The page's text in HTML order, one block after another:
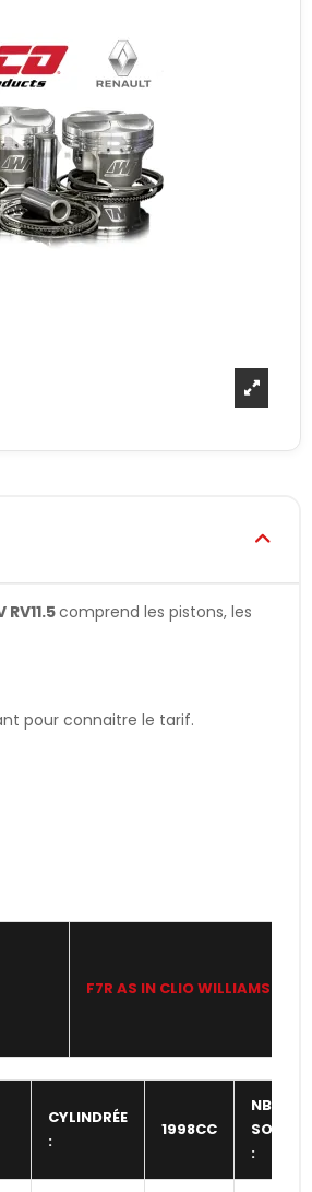
comprend les pistons, les
pour connaitre le tarif.
F7R AS IN CLIO WILLIAMS
CYLINDRÉE
:
1998CC
NBR
SOUPAPE
: